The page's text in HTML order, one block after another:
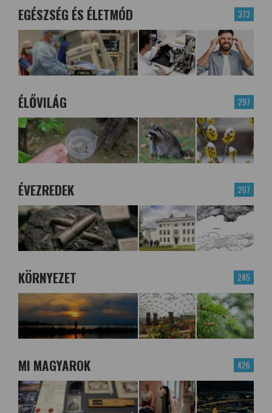
373
EGÉSZSÉG ÉS ÉLETMÓD
297
ÉLŐVILÁG
207
ÉVEZREDEK
245
KÖRNYEZET
426
MI MAGYAROK